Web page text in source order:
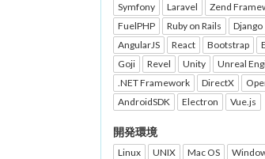
Symfony
Laravel Zend
FuelPHP
Ruby on Rails Django
AngularJS
React Bootstrap
Goji
Revel Unity Unreal
.NET Framework
DirectX
AndroidSDK
Electron Vue.js
開発環境
Linux UNIX Mac OS